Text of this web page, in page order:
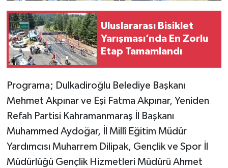
Uluslararası Bisiklet
Yarışması’nda En Zorlu
Etap Tamamlandı
Programa; Dulkadiroğlu Belediye Başkanı
Mehmet Akpınar ve Eşi Fatma Akpınar, Yeniden
Refah Partisi Kahramanmaraş İl Başkanı
Muhammed Aydoğar, İl Millî Eğitim Müdür
Yardımcısı Muharrem Dilipak, Gençlik ve Spor İl
Müdürlüğü Gençlik Hizmetleri Müdürü Ahmet